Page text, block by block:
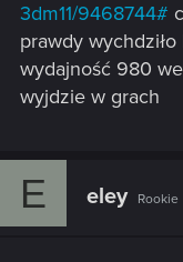
3dm11/9468744#
prawdy
wydajność 980
wyjdzie w grach
E eley Rookie